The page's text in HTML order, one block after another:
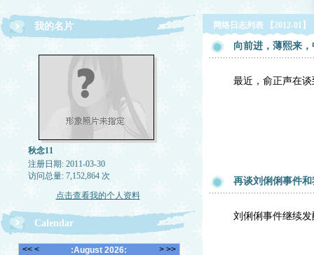
我的名片
秋念11
注册日期: 2011-03-30
访问总量: 7,152,864 次
点击查看我的个人资料
Calendar
网络日志列表 【2012-01】
向前进，薄熙来
最近，俞正声在
再谈刘俐俐事件
刘俐俐事件继续